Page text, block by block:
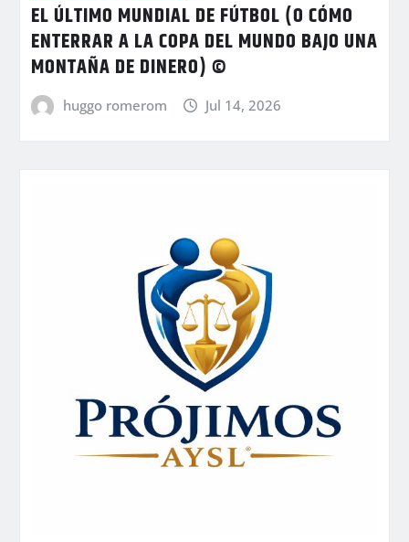
EL ÚLTIMO MUNDIAL DE FÚTBOL (O CÓMO
ENTERRAR A LA COPA DEL MUNDO BAJO UNA
MONTAÑA DE DINERO) ©
huggo romerom Jul 14, 2026